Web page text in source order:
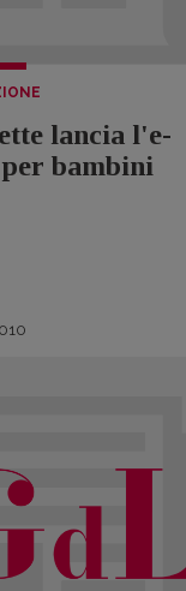
lancia l'e-
bambini